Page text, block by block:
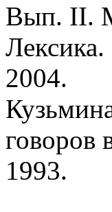
Вып. II.
2004.
говоров
1993.